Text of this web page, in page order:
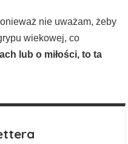
nie uważam, żeby
wiekowej, co
lub o miłości, to ta